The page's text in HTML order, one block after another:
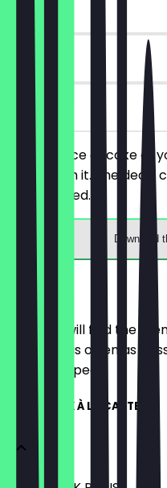
~€3 value
90 days
on site
Order a slice of cake of
coffee with it. The deals
are excluded.
Download
Menu
Here you will find the
update it as often as
what to expect.
FRÜHSTÜCK À LA CARTE